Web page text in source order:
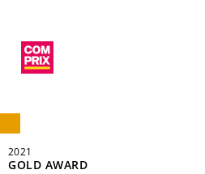
2021
GOLD AWARD